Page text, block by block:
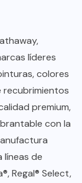
líderes
colores
recubrimientos
premium,
con la
líneas de
Regal® Select,